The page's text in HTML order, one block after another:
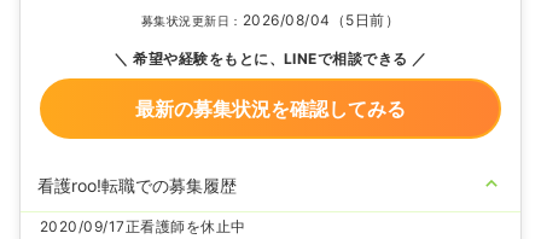
募集状況更新日： 2026/08/04（5日前）
希望や経験をもとに、LINEで相談できる
最新の募集状況を確認してみる
看護roo!転職での募集履歴
2020/09/17正看護師を休止中